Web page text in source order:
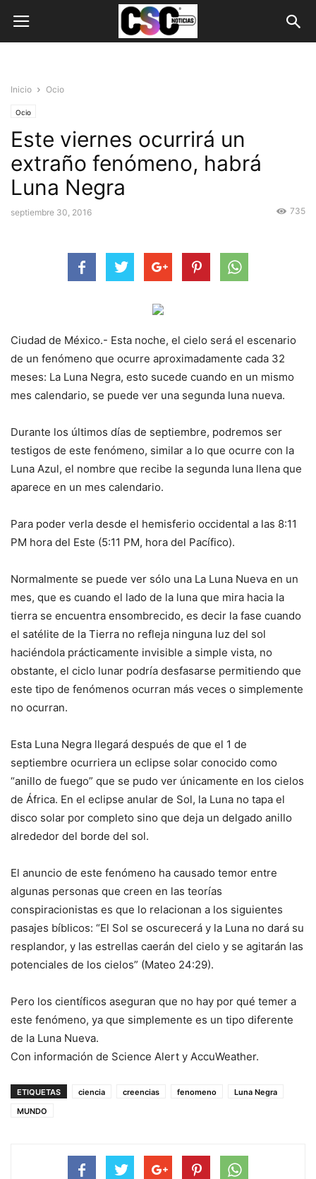
Inicio Ocio
Ocio
Este viernes ocurrirá un
extraño fenómeno, habrá
Luna Negra
septiembre 30, 2016 735
Ciudad de México.- Esta noche, el cielo será el escenario
de un fenómeno que ocurre aproximadamente cada 32
meses: La Luna Negra, esto sucede cuando en un mismo
mes calendario, se puede ver una segunda luna nueva.
Durante los últimos días de septiembre, podremos ser
testigos de este fenómeno, similar a lo que ocurre con la
Luna Azul, el nombre que recibe la segunda luna llena que
aparece en un mes calendario.
Para poder verla desde el hemisferio occidental a las 8:11
PM hora del Este (5:11 PM, hora del Pacífico).
Normalmente se puede ver sólo una La Luna Nueva en un
mes, que es cuando el lado de la luna que mira hacia la
tierra se encuentra ensombrecido, es decir la fase cuando
el satélite de la Tierra no refleja ninguna luz del sol
haciéndola prácticamente invisible a simple vista, no
obstante, el ciclo lunar podría desfasarse permitiendo que
este tipo de fenómenos ocurran más veces o simplemente
no ocurran.
Esta Luna Negra llegará después de que el 1 de
septiembre ocurriera un eclipse solar conocido como
“anillo de fuego” que se pudo ver únicamente en los cielos
de África. En el eclipse anular de Sol, la Luna no tapa el
disco solar por completo sino que deja un delgado anillo
alrededor del borde del sol.
El anuncio de este fenómeno ha causado temor entre
algunas personas que creen en las teorías
conspiracionistas es que lo relacionan a los siguientes
pasajes bíblicos: “El Sol se oscurecerá y la Luna no dará su
resplandor, y las estrellas caerán del cielo y se agitarán las
potenciales de los cielos” (Mateo 24:29).
Pero los científicos aseguran que no hay por qué temer a
este fenómeno, ya que simplemente es un tipo diferente
de la Luna Nueva.
Con información de Science Alert y AccuWeather.
ETIQUETAS ciencia creencias fenomeno
Luna Negra
MUNDO